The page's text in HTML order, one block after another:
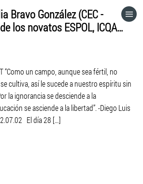
Bravo González (CEC -
“Como un campo, aunque sea fértil, no
cultiva, así le sucede a nuestro espíritu sin
la ignorancia se desciende a la
se asciende a la libertad”. -Diego Luis
El día 28 […]
HOME
IR A
VISITA EL SITIO WEB